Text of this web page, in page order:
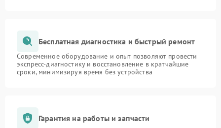
Бесплатная диагностика и быстрый ремонт
Современное оборудование и опыт позволяют провести
экспресс-диагностику и восстановление в кратчайшие
сроки, минимизируя время без устройства
Гарантия на работы и запчасти